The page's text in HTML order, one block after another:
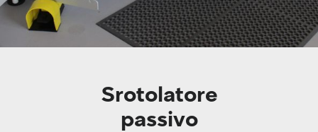
Srotolatore
passivo